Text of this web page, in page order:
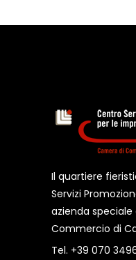
Il quartiere
Servizi
azienda
Commercio di
Tel. +39 070